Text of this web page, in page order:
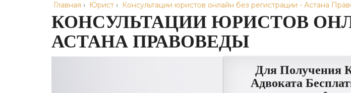
Главная › Юрист › Консультации юристов онлайн без регистрации - Астана
КОНСУЛЬТАЦИИ ЮРИСТОВ
АСТАНА ПРАВОВЕДЫ
Для Получения
Адвоката